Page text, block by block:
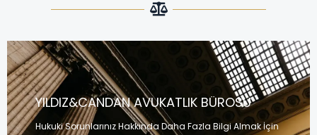
YILDIZ&CANDAN AVUKATLIK BÜROSU
Hukuki Sorunlarınız Hakkında Daha Fazla Bilgi Almak İçin